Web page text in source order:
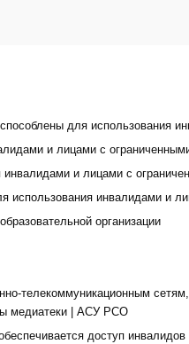
для использования
и лицами с
и лицами с
использования инвалидами и
организации
телекоммуникационным
медиатеки| АСУ РСО
доступ